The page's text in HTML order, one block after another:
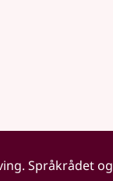
Språkrådet og